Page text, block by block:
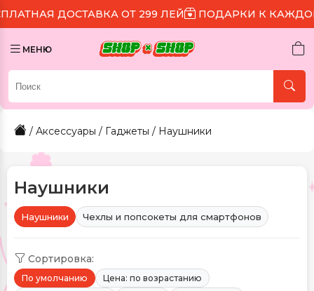
ОТ 299 ЛЕЙ ПОДАРКИ К КАЖДОМУ ЗАКАЗУ
МЕНЮ
/ Аксессуары / Гаджеты / Наушники
Наушники
Наушники Чехлы и попсокеты для смартфонов
Сортировка:
По умолчанию
Цена: по возрастанию